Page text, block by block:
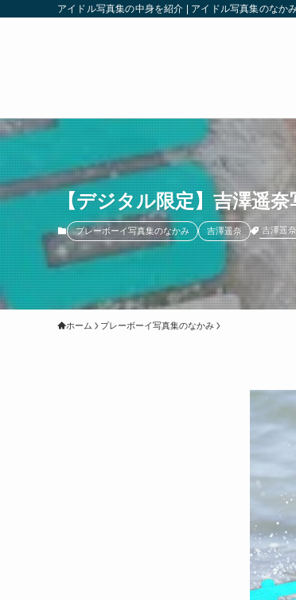
アイドル写真集の中身を紹介 | アイドル写真集のなか
【デジタル限定】吉澤遥
プレーボーイ写真集のなかみ 吉澤遥奈 吉澤遥奈
ホーム プレーボーイ写真集のなかみ